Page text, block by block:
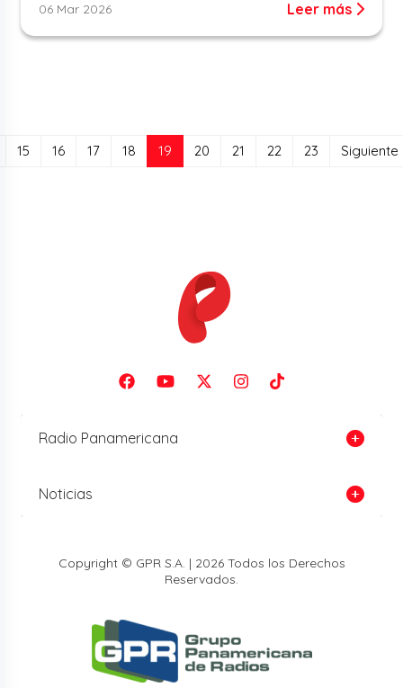
06 Mar 2026 Leer más
15 16 17 18 19(current)
20 21 22 23 Siguiente
Radio Panamericana
Noticias
Copyright © GPR S.A. | 2026 Todos los Derechos
Reservados.